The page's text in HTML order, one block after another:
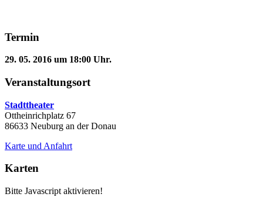
Termin
29. 05. 2016 um 18:00 Uhr.
Veranstaltungsort
Stadttheater
Ottheinrichplatz 67
86633 Neuburg an der Donau
Karte und Anfahrt
Karten
Bitte Javascript aktivieren!